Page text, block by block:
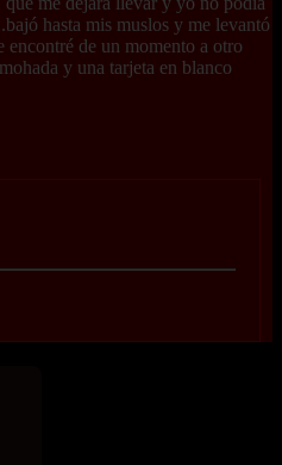
hasta mis muslos y me levantó
encontré de un momento a otro
y una tarjeta en blanco